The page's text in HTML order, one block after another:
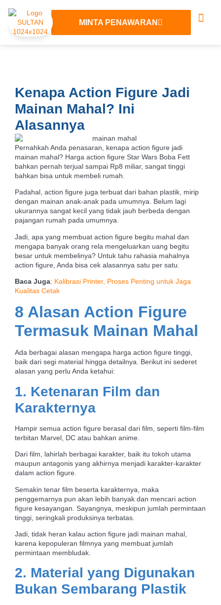
MINTA PENAWARAN
Kenapa Action Figure Jadi
Mainan Mahal? Ini
Alasannya
Pernahkah Anda penasaran, kenapa action figure jadi
mainan mahal? Harga action figure Star Wars Boba Fett
bahkan pernah terjual sampai Rp8 miliar, sangat tinggi
bahkan bisa untuk membeli rumah.
Padahal, action figure juga terbuat dari bahan plastik, mirip
dengan mainan anak-anak pada umumnya. Belum lagi
ukurannya sangat kecil yang tidak jauh berbeda dengan
pajangan rumah pada umumnya.
Jadi, apa yang membuat action figure begitu mahal dan
mengapa banyak orang rela mengeluarkan uang begitu
besar untuk membelinya? Untuk tahu rahasia mahalnya
action figure, Anda bisa cek alasannya satu per satu.
Baca Juga: Kalibrasi Printer, Proses Penting untuk Jaga
Kualitas Cetak
8 Alasan Action Figure
Termasuk Mainan Mahal
Ada berbagai alasan mengapa harga action figure tinggi,
baik dari segi material hingga detailnya. Berikut ini sederet
alasan yang perlu Anda ketahui:
1. Ketenaran Film dan
Karakternya
Hampir semua action figure berasal dari film, seperti film-film
terbitan Marvel, DC atau bahkan anime.
Dari film, lahirlah berbagai karakter, baik itu tokoh utama
maupun antagonis yang akhirnya menjadi karakter-karakter
dalam action figure.
Semakin tenar film beserta karakternya, maka
penggemarnya pun akan lebih banyak dan mencari action
figure kesayangan. Sayangnya, meskipun jumlah permintaan
tinggi, seringkali produksinya terbatas.
Jadi, tidak heran kalau action figure jadi mainan mahal,
karena kepopuleran filmnya yang membuat jumlah
permintaan membludak.
2. Material yang Digunakan
Bukan Sembarang Plastik